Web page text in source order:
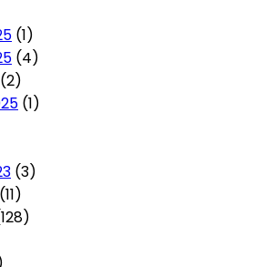
(1)
(4)
(2)
(1)
(3)
(11)